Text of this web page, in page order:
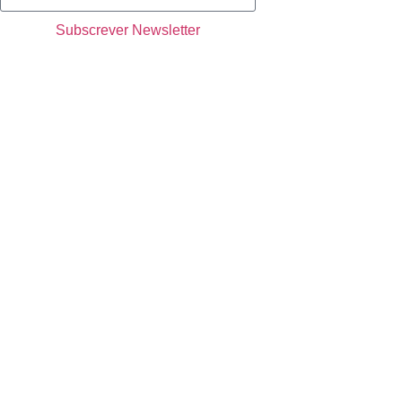
Subscrever Newsletter